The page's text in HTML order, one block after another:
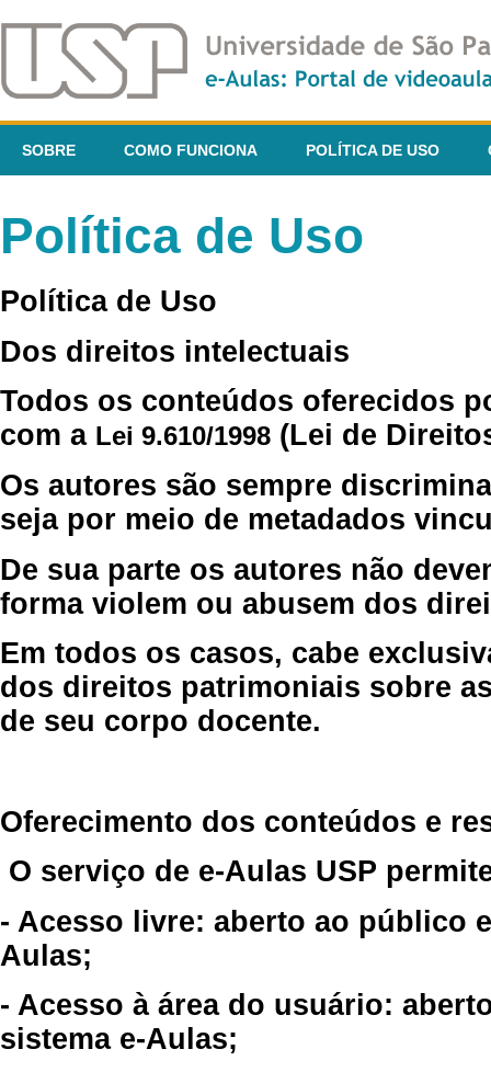
SOBRE COMO FUNCIONA POLÍTICA DE USO
Política de Uso
Política de Uso
Dos direitos intelectuais
Todos os conteúdos oferecidos
com a Lei 9.610/1998 (Lei de
Os autores são sempre
seja por meio de metadados
De sua parte os autores não
forma violem ou abusem dos
Em todos os casos, cabe
dos direitos patrimoniais sobre
de seu corpo docente.
Oferecimento dos conteúdos e
O serviço de e-Aulas USP
- Acesso livre: aberto ao público
Aulas;
- Acesso à área do usuário:
sistema e-Aulas;